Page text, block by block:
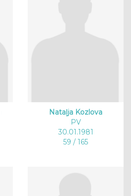
Nataļja Kozlova
PV
30.01.1981
59 / 165